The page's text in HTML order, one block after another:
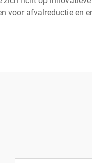
voor afvalreductie en